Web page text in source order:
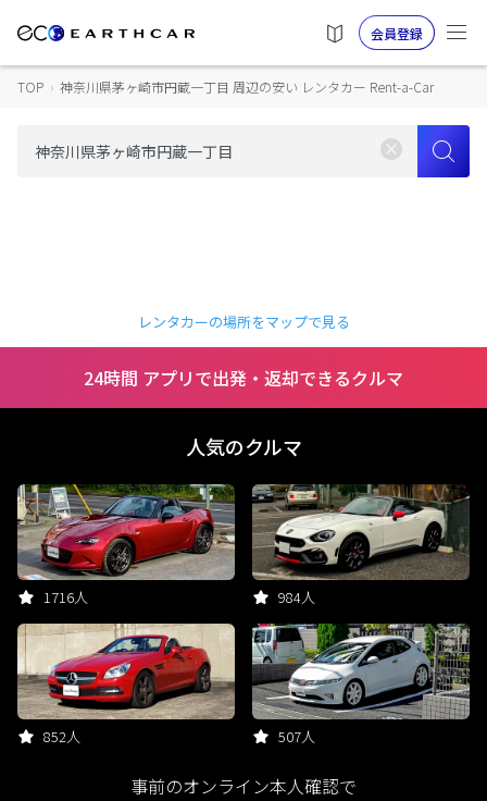
会員登録
TOP › 神奈川県茅ヶ崎市円蔵一丁目 周辺の安い レンタカー Rent-a-Car
レンタカーの場所をマップで見る
24時間 アプリで出発・返却できるクルマ
人気のクルマ
1716人 984人
852人 507人
事前のオンライン本人確認で